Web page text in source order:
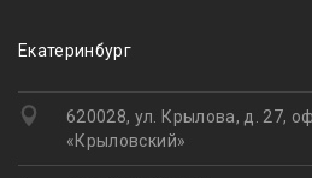
Екатеринбург
620028, ул. Крылова, д. 27,
«Крыловский»